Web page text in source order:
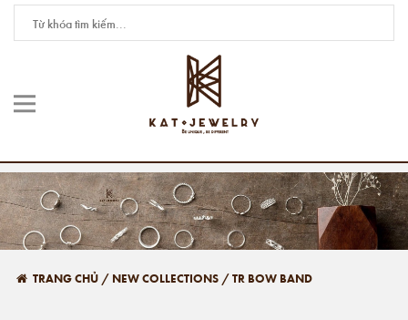
TRANG CHỦ / NEW COLLECTIONS /TR BOW BAND